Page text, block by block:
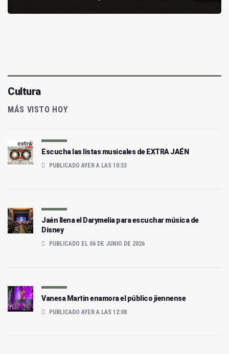
Cultura
MÁS VISTO HOY
Escucha las listas musicales de EXTRA JAÉN
PUBLICADO AYER A LAS 10:33
Jaén llena el Darymelia para escuchar música de
Disney
PUBLICADO EL 06 DE JUNIO DE 2026
Vanesa Martin enamora el público jiennense
PUBLICADO AYER A LAS 12:08